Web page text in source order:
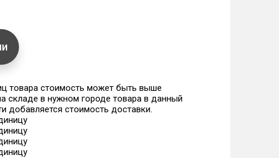
товара стоимость может быть выше
складе в нужном городе товара в данный
добавляется стоимость доставки.